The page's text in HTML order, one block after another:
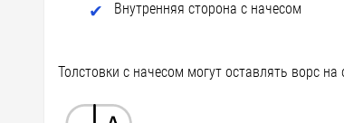
Внутренняя сторона с начесом
Толстовки с начесом могут оставлять ворс